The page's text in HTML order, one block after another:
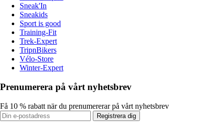
Sneak'In
Sneakids
Sport is good
Training-Fit
Trek-Expert
TripnBikers
Vélo-Store
Winter-Expert
Prenumerera på vårt nyhetsbrev
Få 10 % rabatt när du prenumererar på vårt nyhetsbrev
Registrera dig